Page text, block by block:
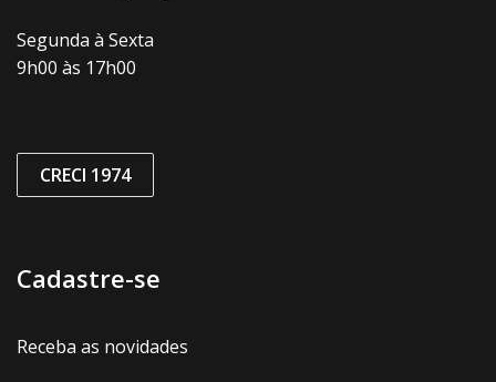
Segunda à Sexta
9h00 às 17h00
CRECI 1974
Cadastre-se
Receba as novidades